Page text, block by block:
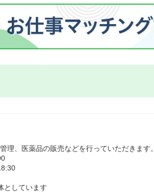
理、医薬品の販売などを行っていただきます。
としています